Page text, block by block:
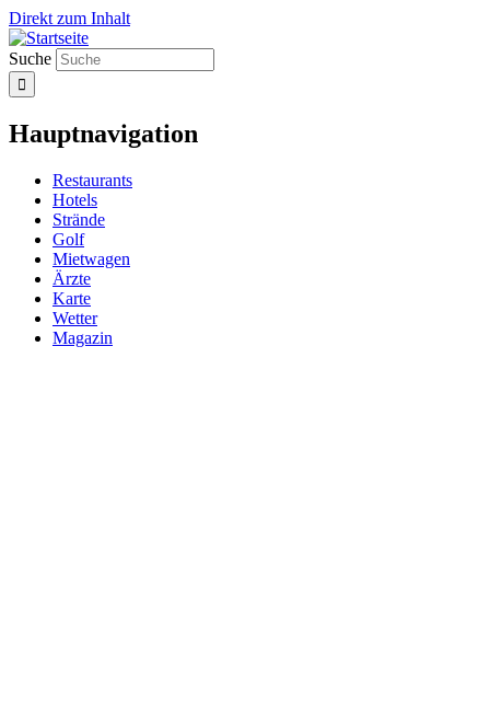
Direkt zum Inhalt
Suche
Hauptnavigation
Restaurants
Hotels
Strände
Golf
Mietwagen
Ärzte
Karte
Wetter
Magazin